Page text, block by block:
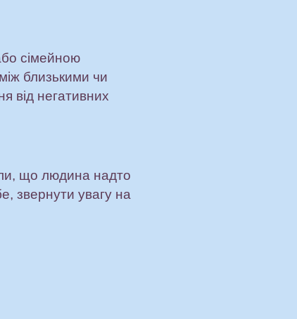
сімейною
близькими чи
від негативних
що людина надто
звернути увагу на